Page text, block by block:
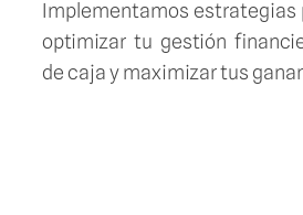
Implementamos estrategias
optimizar tu gestión
de caja y maximizar tus